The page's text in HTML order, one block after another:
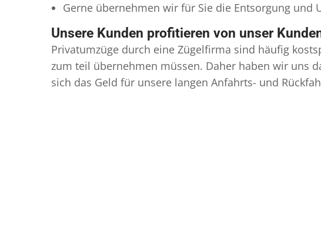
Gerne übernehmen wir für Sie die Entsorgung und
Unsere Kunden profitieren von unser
Privatumzüge durch eine Zügelfirma sind häufig
zum teil übernehmen müssen. Daher haben wir uns
sich das Geld für unsere langen Anfahrts- und